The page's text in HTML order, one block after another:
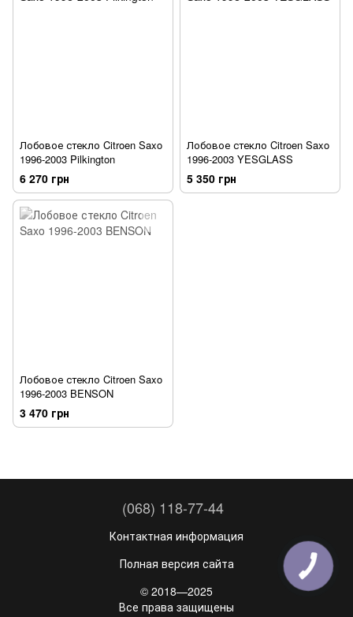
Лобовое стекло Citroen Saxo
1996-2003 Pilkington
6 270 грн
Лобовое стекло Citroen Saxo
1996-2003 YESGLASS
5 350 грн
Лобовое стекло Citroen Saxo
1996-2003 BENSON
3 470 грн
(068) 118-77-44
Контактная информация
Полная версия сайта
© 2018—2025
Все права защищены